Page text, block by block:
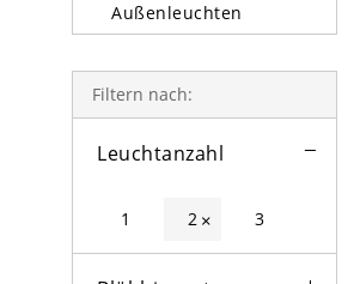
Außenleuchten
Filtern nach:
Leuchtanzahl
1 2 × 3